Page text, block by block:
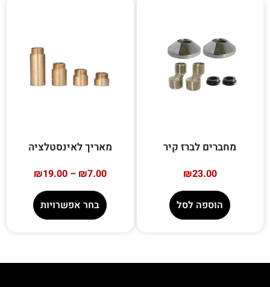
מחברים לברז קיר
₪23.00
הוספה לסל
מאריך לאינסטלציה
₪7.00
–
₪19.00
בחר אפשרויות